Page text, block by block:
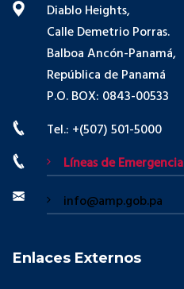
Diablo Heights,
Calle Demetrio Porras.
Balboa Ancón-Panamá,
República de Panamá
P.O. BOX: 0843-00533
Tel.: +(507) 501-5000
Líneas de Emergencia
info@amp.gob.pa
Enlaces Externos